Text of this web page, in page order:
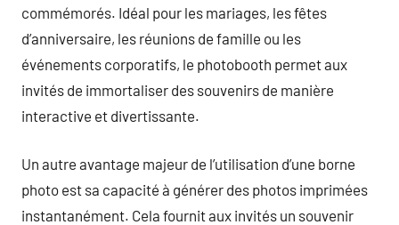
commémorés. Idéal pour les mariages, les fêtes
d’anniversaire, les réunions de famille ou les
événements corporatifs, le photobooth permet aux
invités de immortaliser des souvenirs de manière
interactive et divertissante.
Un autre avantage majeur de l’utilisation d’une borne
photo est sa capacité à générer des photos imprimées
instantanément. Cela fournit aux invités un souvenir